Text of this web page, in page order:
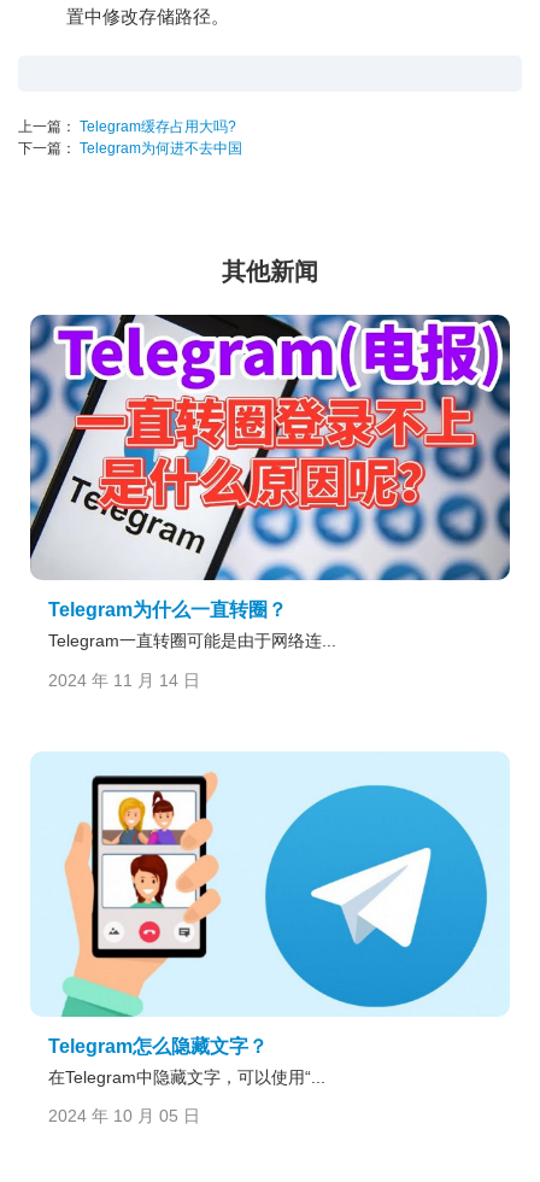
置中修改存储路径。
上一篇： Telegram缓存占用大吗?
下一篇： Telegram为何进不去中国
其他新闻
Telegram为什么一直转圈？
Telegram一直转圈可能是由于网络连...
2024 年 11 月 14 日
Telegram怎么隐藏文字？
在Telegram中隐藏文字，可以使用“...
2024 年 10 月 05 日